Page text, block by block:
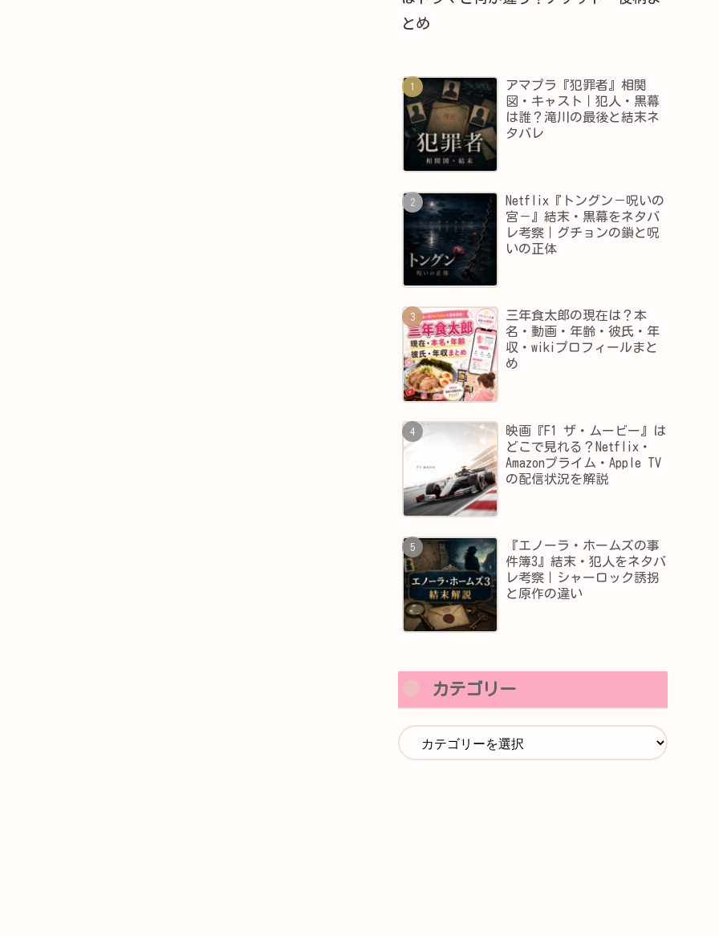
とめ
アマプラ『犯罪者』相関
図・キャスト｜犯人・黒幕
は誰？滝川の最後と結末ネ
タバレ
Netflix『トングン－呪いの
宮－』結末・黒幕をネタバ
レ考察｜グチョンの鎖と呪
いの正体
三年食太郎の現在は？本
名・動画・年齢・彼氏・年
収・wikiプロフィールまと
め
映画『F1 ザ・ムービー』は
どこで見れる？Netflix・
Amazonプライム・Apple TV
の配信状況を解説
『エノーラ・ホームズの事
件簿3』結末・犯人をネタバ
レ考察｜シャーロック誘拐
と原作の違い
カテゴリー